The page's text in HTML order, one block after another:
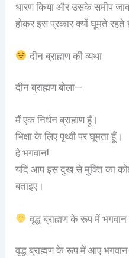
धारण किया और उसके समीप
होकर इस प्रकार क्यों घूमते रहते
दीन ब्राह्मण की व्यथा
दीन ब्राह्मण बोला—
मैं एक निर्धन ब्राह्मण हूँ।
भिक्षा के लिए पृथ्वी पर घूमता हूँ।
हे भगवान!
यदि आप इस दुख से मुक्ति का
बताइए।
वृद्ध ब्राह्मण के रूप में
वृद्ध ब्राह्मण के रूप में आए